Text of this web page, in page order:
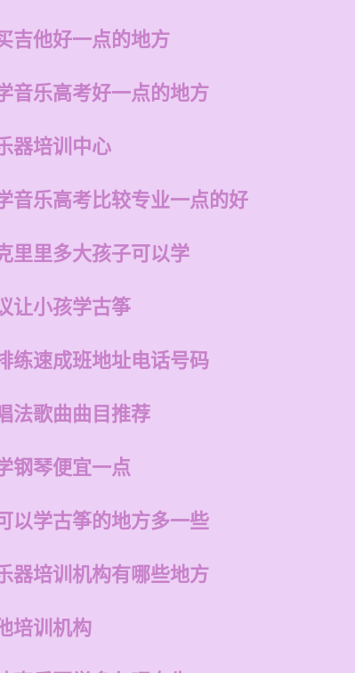
吉他好一点的地方
音乐高考好一点的地方
器培训中心
音乐高考比较专业一点的好
里里多大孩子可以学
让小孩学古筝
练速成班地址电话号码
法歌曲曲目推荐
钢琴便宜一点
以学古筝的地方多一些
器培训机构有哪些地方
培训机构